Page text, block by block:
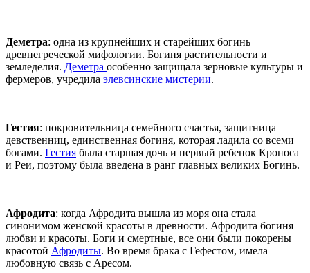
Деметра: одна из крупнейших и старейших богинь
древнегреческой мифологии. Богиня растительности и
земледелия. Деметра особенно защищала зерновые культуры и
фермеров, учредила элевсинские мистерии.
Гестия: покровительница семейного счастья, защитница
девственниц, единственная богиня, которая ладила со всеми
богами. Гестия была старшая дочь и первый ребенок Кроноса
и Реи, поэтому была введена в ранг главных великих Богинь.
Афродита: когда Афродита вышла из моря она стала
синонимом женской красоты в древности. Афродита богиня
любви и красоты. Боги и смертные, все они были покорены
красотой Афродиты. Во время брака с Гефестом, имела
любовную связь с Аресом.